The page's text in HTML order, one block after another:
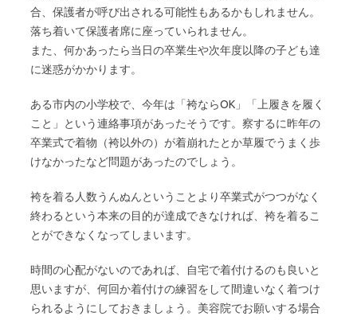
合、保護者が呼び出される可能性もあるかもしれません。
落ち着いて保護者席に座っていられません。
また、何かあったら当日の卒業生や次年度以降の子ども達
に迷惑がかかります。
ある市内の小学校で、今年は「袴ならOK」「上履きを履く
こと」という連絡事項があったそうです。察するに昨年の
卒業式で着物（袴以外の）が着崩れたとか草履でうまく歩
けなかったなど問題があったのでしょう。
袴を着る人数うんぬんということより卒業式がつつがなく
終わるという本来の目的が達成できなければ、袴を着るこ
とができなくなってしまいます。
時間の心配がないのであれば、自宅で着付けるのも良いと
思いますが、何回か着付けの練習をして間違いなく着つけ
られるようにしておきましょう。美容院でお願いする場合